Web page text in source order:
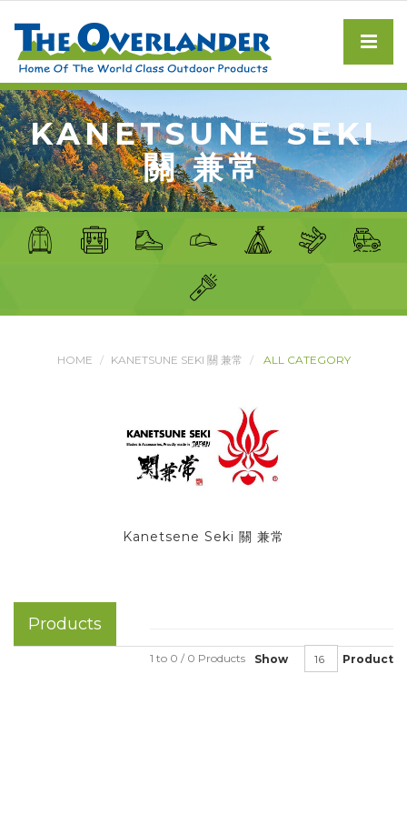
KANETSUNE SEKI
關 兼常
HOME KANETSUNE SEKI 關 兼常 ALL CATEGORY
Kanetsene Seki 關 兼常
Products
Show Product
1 to 0 / 0 Products